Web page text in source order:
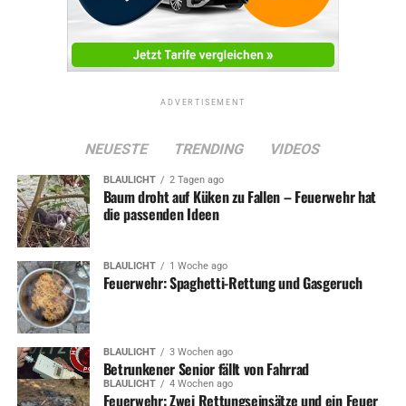
ADVERTISEMENT
NEUESTE TRENDING VIDEOS
BLAULICHT 2 Tagen ago
Baum droht auf Küken zu Fallen – Feuerwehr hat
die passenden Ideen
BLAULICHT 1 Woche ago
Feuerwehr: Spaghetti-Rettung und Gasgeruch
BLAULICHT 3 Wochen ago
Betrunkener Senior fällt von Fahrrad
BLAULICHT 4 Wochen ago
Feuerwehr: Zwei Rettungseinsätze und ein Feuer